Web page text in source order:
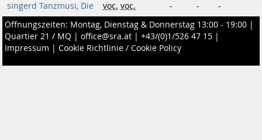
singerd Tanzmusi, Die
voc. voc. - -
-
Öffnungszeiten: Montag, Dienstag & Donnerstag 13:00 - 19:00 |
Quartier 21 / MQ | office@sra.at | +43/(0)1/526 47 15 |
Impressum | Cookie Richtlinie / Cookie Policy